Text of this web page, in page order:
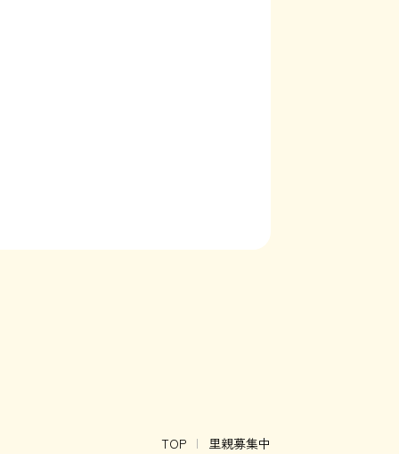
TOP 里親募集中